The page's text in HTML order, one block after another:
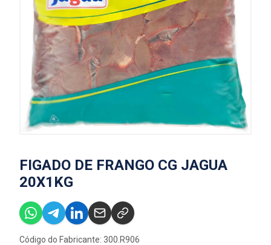
FIGADO DE FRANGO CG JAGUA
20X1KG
Código do Fabricante: 300.R906